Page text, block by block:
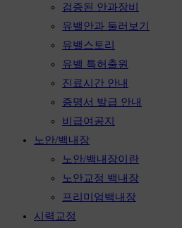
검증된 안과장비
유밸안과 둘러보기
유밸스토리
유밸 특허출원
진료시간 안내
증명서 발급 안내
비급여공지
노안/백내장
노안/백내장이란
노안교정 백내장
프리미엄백내장
시력교정